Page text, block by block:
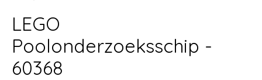
LEGO
Poolonderzoeksschip -
60368